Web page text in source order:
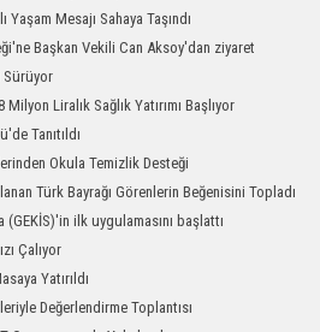
Mesajı Sahaya Taşındı
Başkan Vekili Can Aksoy'dan ziyaret
Sürüyor
Liralık Sağlık Yatırımı Başlıyor
Tanıtıldı
Okula Temizlik Desteği
Türk Bayrağı Görenlerin Beğenisini Topladı
ilk uygulamasını başlattı
Çalıyor
Yatırıldı
Değerlendirme Toplantısı